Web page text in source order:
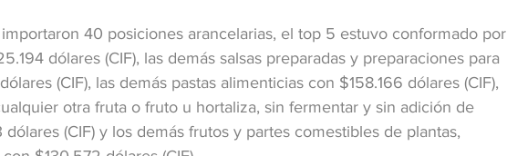
40 posiciones arancelarias, el top 5 estuvo conformado por
dólares (CIF), las demás salsas preparadas y preparaciones para
(CIF), las demás pastas alimenticias con $158.166 dólares (CIF),
otra fruta o fruto u hortaliza, sin fermentar y sin adición de
(CIF) y los demás frutos y partes comestibles de plantas,